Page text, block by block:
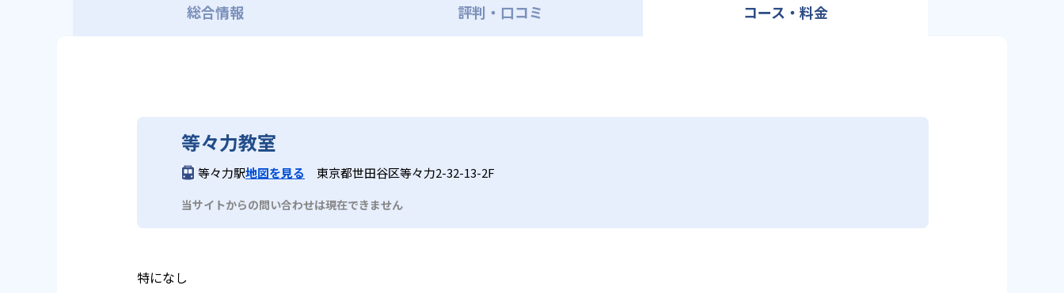
総合情報 評判・口コミ コース・料金
等々力教室
等々力駅地図を見る 東京都世田谷区等々力2-32-13-2F
当サイトからの問い合わせは現在できません
特になし